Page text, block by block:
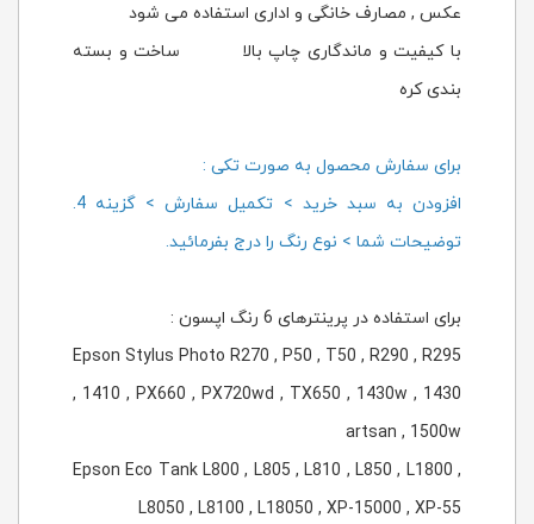
عکس , مصارف خانگی و اداری استفاده می شود
با کیفیت و ماندگاری چاپ بالا ساخت و بسته
بندی کره
برای سفارش محصول به صورت تکی :
افزودن به سبد خرید > تکمیل سفارش > گزینه 4.
توضیحات شما > نوع رنگ را درج بفرمائید.
برای استفاده در پرینترهای 6 رنگ اپسون :
Epson Stylus Photo R270 , P50 , T50 , R290 , R295
, 1410 , PX660 , PX720wd , TX650 , 1430w , 1430
artsan , 1500w
Epson Eco Tank L800 , L805 , L810 , L850 , L1800 ,
L8050 , L8100 , L18050 , XP-15000 , XP-55